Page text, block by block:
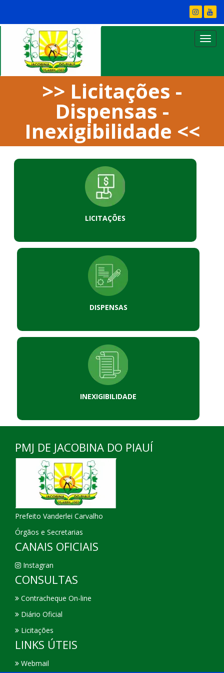
>> Licitações -
Dispensas -
Inexigibilidade <<
LICITAÇÕES
DISPENSAS
INEXIGIBILIDADE
PMJ DE JACOBINA DO PIAUÍ
Prefeito Vanderlei Carvalho
Órgãos e Secretarias
CANAIS OFICIAIS
Instagran
CONSULTAS
Contracheque On-line
Diário Oficial
Licitações
LINKS ÚTEIS
Webmail